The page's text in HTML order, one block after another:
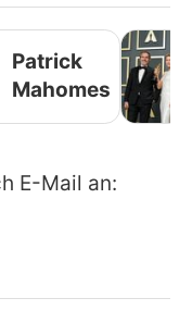
Patrick
Mahomes
E-Mail an: